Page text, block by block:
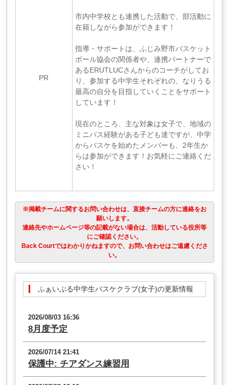
PR
市内中学校とも連携した活動で、部活動に
在籍しながら参加ができます！
指導・サポートは、ふじみ野市バスケット
ボール協会の関係者や、連携パートナーで
あるERUTLUCさんからのコーチがしてお
り、参加する中学生それぞれの、なりうる
最高の自分を目指していくことをサポート
しています！
現在のところ、主な対象は女子で、地域の
ミニバス経験がある子ども達ですが、中学
からバスケを始めたメンバーも、2年生か
らは参加ができます！お気軽にご連絡くだ
さい！
※掲載チームに関するお問い合わせは、直接チームの方に連絡をお
願いします。
連絡先やホームページ等の記載がない場合は、活動している役所等
にご確認ください。
Back Courtではわかりかねますので、お問い合わせはご遠慮くださ
い。
ふぁいぶる中学生バスケクラブ(女子)の更新情報
2026/08/03 16:36
8月度予定
2026/07/14 21:41
保護中: チアダンス練習用